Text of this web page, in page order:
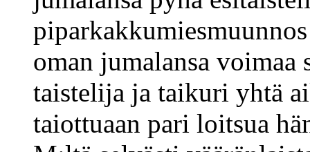
oman jumalansa voimaa
taistelija ja taikuri yhtä
taiottuaan pari loitsua